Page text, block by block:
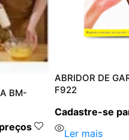
BM-
ABRIDOR DE
F922
Cadastre-se
Ler mais